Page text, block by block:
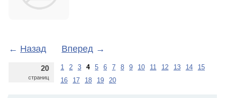
← Назад Вперед →
20
страниц
1 2 3 4 5 6 7 8 9 10 11 12 13 14
15
16
17 18 19 20